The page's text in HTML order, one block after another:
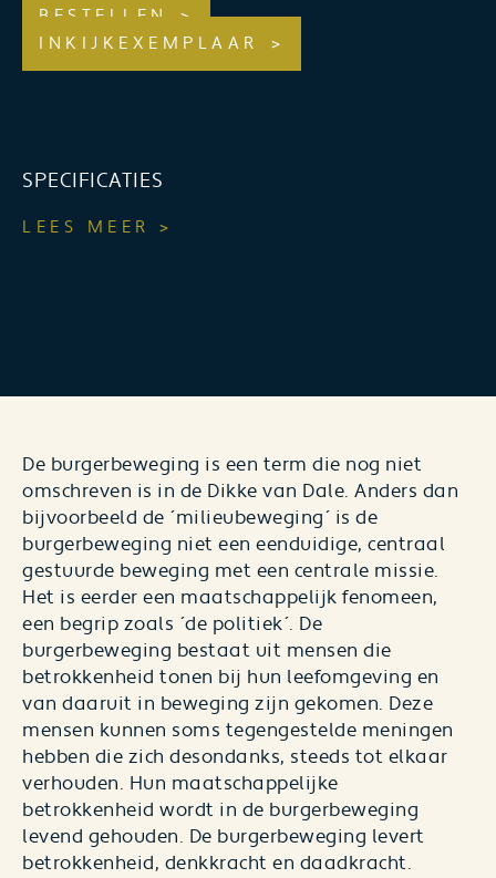
BESTELLEN
INKIJKEXEMPLAAR
SPECIFICATIES
LEES MEER >
De burgerbeweging is een term die nog niet
omschreven is in de Dikke van Dale. Anders dan
bijvoorbeeld de ´milieubeweging´ is de
burgerbeweging niet een eenduidige, centraal
gestuurde beweging met een centrale missie.
Het is eerder een maatschappelijk fenomeen,
een begrip zoals ´de politiek´. De
burgerbeweging bestaat uit mensen die
betrokkenheid tonen bij hun leefomgeving en
van daaruit in beweging zijn gekomen. Deze
mensen kunnen soms tegengestelde meningen
hebben die zich desondanks, steeds tot elkaar
verhouden. Hun maatschappelijke
betrokkenheid wordt in de burgerbeweging
levend gehouden. De burgerbeweging levert
betrokkenheid, denkkracht en daadkracht.